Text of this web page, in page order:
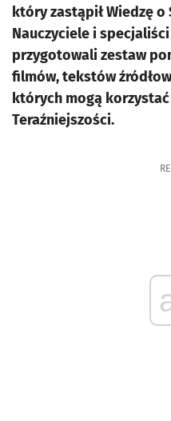
który zastąpił Wiedzę o
Nauczyciele i
przygotowali zestaw
filmów, tekstów
których mogą
Teraźniejszości.